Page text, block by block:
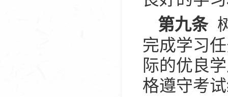
第九条
完成学习
际的优良
格遵守考